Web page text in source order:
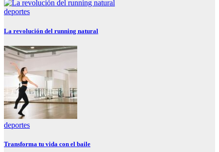
deportes
La revolución del running natural
deportes
Transforma tu vida con el baile